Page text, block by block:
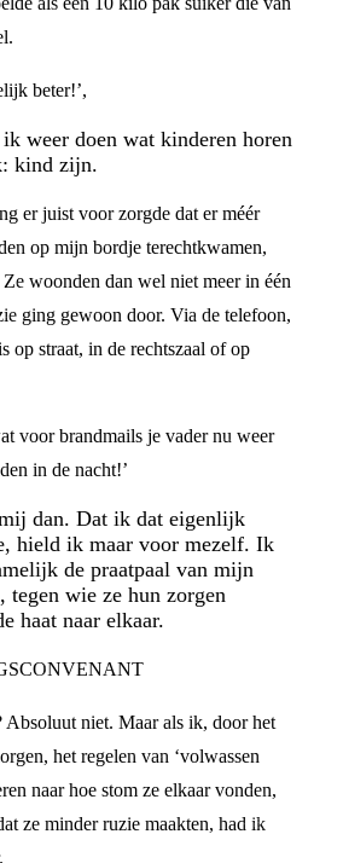
beter!’,
weer doen wat kinderen horen
kind zijn.
er juist voor zorgde dat er méér
op mijn bordje terechtkwamen,
woonden dan wel niet meer in één
ging gewoon door. Via de telefoon,
op straat, in de rechtszaal of op
voor brandmails je vader nu weer
in de nacht!’
dan. Dat ik dat eigenlijk
hield ik maar voor mezelf. Ik
de praatpaal van mijn
tegen wie ze hun zorgen
haat naar elkaar.
niet. Maar als ik, door het
het regelen van ‘volwassen
naar hoe stom ze elkaar vonden,
ze minder ruzie maakten, had ik